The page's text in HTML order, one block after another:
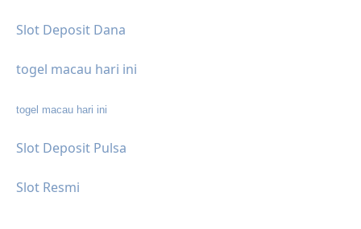
Slot Deposit Dana
togel macau hari ini
togel macau hari ini
Slot Deposit Pulsa
Slot Resmi